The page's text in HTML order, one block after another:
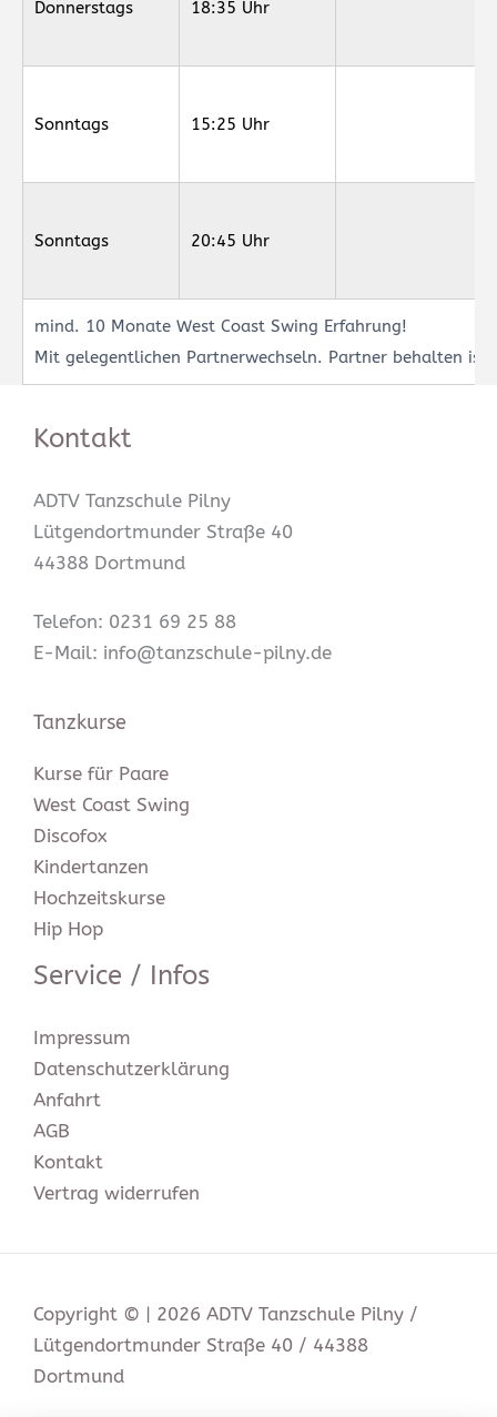
Donnerstags 18:35 Uhr
Sonntags 15:25 Uhr
Sonntags 20:45 Uhr
mind. 10 Monate West Coast Swing Erfahrung!
Mit gelegentlichen Partnerwechseln. Partner behalten ist
Kontakt
ADTV Tanzschule Pilny
Lütgendortmunder Straße 40
44388 Dortmund
Telefon: 0231 69 25 88
E-Mail: info@tanzschule-pilny.de
Tanzkurse
Kurse für Paare
West Coast Swing
Discofox
Kindertanzen
Hochzeitskurse
Hip Hop
Service / Infos
Impressum
Datenschutz­erklärung
Anfahrt
AGB
Kontakt
Vertrag widerrufen
Copyright © | 2026 ADTV Tanzschule Pilny /
Lütgendortmunder Straße 40 / 44388
Dortmund